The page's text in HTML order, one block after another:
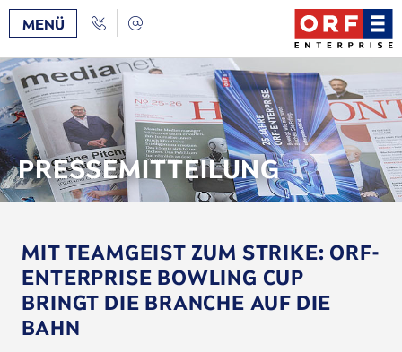
Zum
Inhalt
Zur
Navigation
MENÜ Call
Back
Kontakt
PRESSEMITTEILUNG
MIT TEAMGEIST ZUM STRIKE: ORF-
ENTERPRISE BOWLING CUP
BRINGT DIE BRANCHE AUF DIE
BAHN